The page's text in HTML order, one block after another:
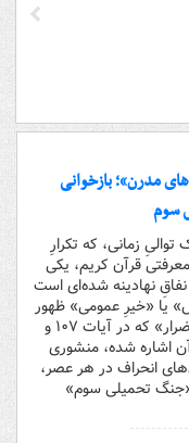
مدرن»؛ بازخوانی
سوم
توالیِ زمانی، که تکرارِ
قرآن کریم، یکی
نهادینه شده‌ای است
یا «خیرِ عمومی» ظهور
می‌کند. داستان «مسجد ضرار» که در آیات ۱۰۷ و
آن اشاره شده، منشوری
انحراف در هر عصر،
تحمیلی سوم»